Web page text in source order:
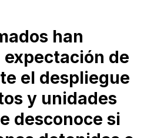
han
expectación de
el despliegue
y unidades
desconoce si